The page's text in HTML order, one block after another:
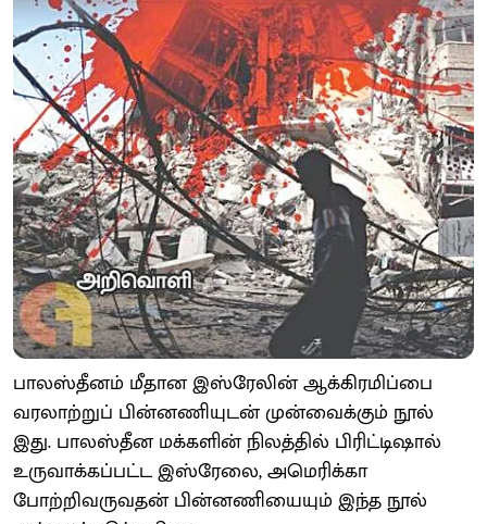
பாலஸ்தீனம் மீதான இஸ்ரேலின் ஆக்கிரமிப்பை
வரலாற்றுப் பின்னணியுடன் முன்வைக்கும் நூல்
இது. பாலஸ்தீன மக்களின் நிலத்தில் பிரிட்டிஷால்
உருவாக்கப்பட்ட இஸ்ரேலை, அமெரிக்கா
போற்றிவருவதன் பின்னணியையும் இந்த நூல்